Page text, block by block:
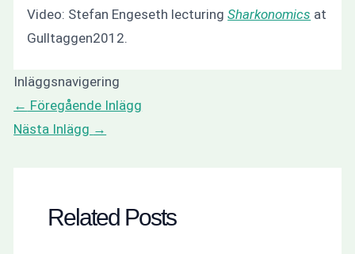
Video: Stefan Engeseth lecturingSharkonomics at
Gulltaggen2012.
Inläggsnavigering
← Föregående Inlägg
Nästa Inlägg →
Related Posts